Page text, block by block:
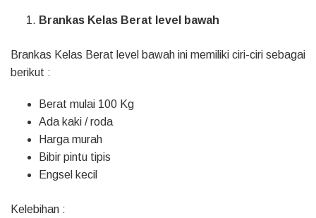
Brankas Kelas Berat level bawah
Brankas Kelas Berat level bawah ini memiliki ciri-ciri sebagai
berikut :
Berat mulai 100 Kg
Ada kaki / roda
Harga murah
Bibir pintu tipis
Engsel kecil
Kelebihan :